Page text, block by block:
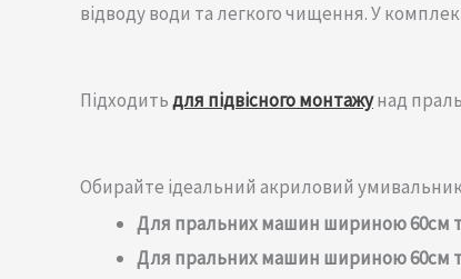
відводу води та легкого чищення. У
Підходитьдля підвісного монтажунад
Обирайте ідеальний акриловий
Для пральних машин шириною 60см
Для пральних машин шириною 60см